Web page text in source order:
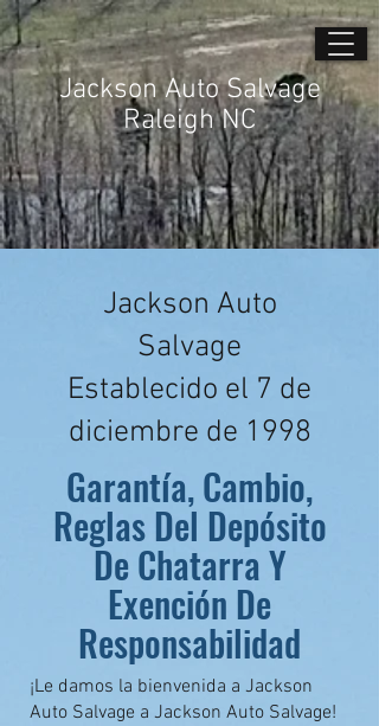
Jackson Auto Salvage
Raleigh NC
Jackson Auto
Salvage
Establecido el 7 de
diciembre de 1998
Garantía, Cambio,
Reglas Del Depósito
De Chatarra Y
Exención De
Responsabilidad
¡Le damos la bienvenida a Jackson
Auto Salvage a Jackson Auto Salvage!